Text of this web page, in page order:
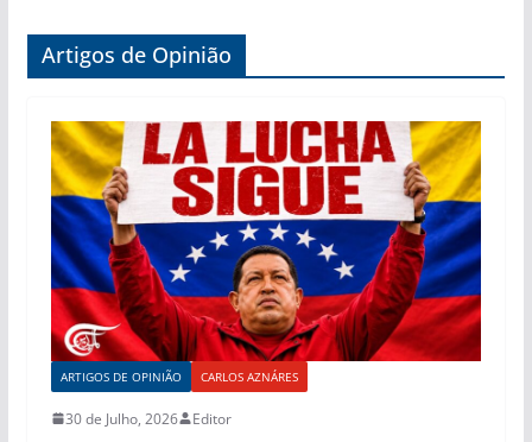
Artigos de Opinião
ARTIGOS DE OPINIÃO CARLOS AZNÁRES
30 de Julho, 2026 Editor